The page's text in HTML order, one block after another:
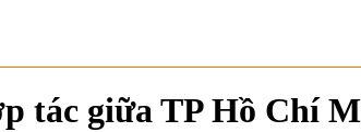
tác giữa TP Hồ Chí